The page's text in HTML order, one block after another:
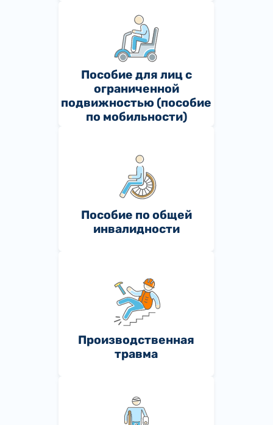
Пособие для лиц с
ограниченной
подвижностью (пособие
по мобильности)
Пособие по общей
инвалидности
Производственная
травма